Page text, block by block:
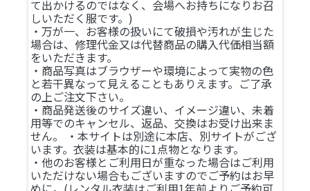
て出かけるのではなく、会場へお持ちになりお召
しいただく服です。)
・万が一、お客様の扱いにて破損や汚れが生じた
場合は、修理代金又は代替商品の購入代価相当額
をいただきます。
・商品写真はブラウザーや環境によって実物の色
と若干異なって見えることもありえます。ご了承
の上ご注文下さい。
・商品発送後のサイズ違い、イメージ違い、未着
用等でのキャンセル、返品、交換はお受け出来ま
せん。 ・本サイトは別途に本店、別サイトがござ
います。衣装は基本的に1点物となります。
・他のお客様とご利用日が重なった場合はご利用
いただけない場合もございますのでご予約はお早